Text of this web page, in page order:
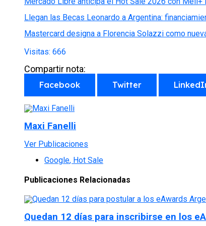
Llegan las Becas Leonardo a Argentina:
Mastercard designa a Florencia Solazzi como
Visitas: 666
Compartir nota:
Facebook Twitter
Maxi Fanelli
Ver Publicaciones
Google, Hot Sale
Publicaciones Relacionadas
Quedan 12 días para inscribirse en los